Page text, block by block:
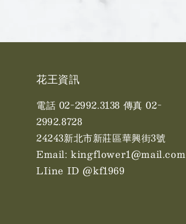
花王資訊
電話 02-2992.3138 傳真 02-
2992.8728
24243新北市新莊區華興街3號
Email: kingflower1@mail.com
LIine ID @kf1969